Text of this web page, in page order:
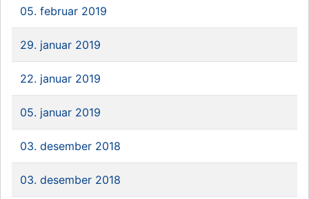
05. februar 2019
29. januar 2019
22. januar 2019
05. januar 2019
03. desember 2018
03. desember 2018